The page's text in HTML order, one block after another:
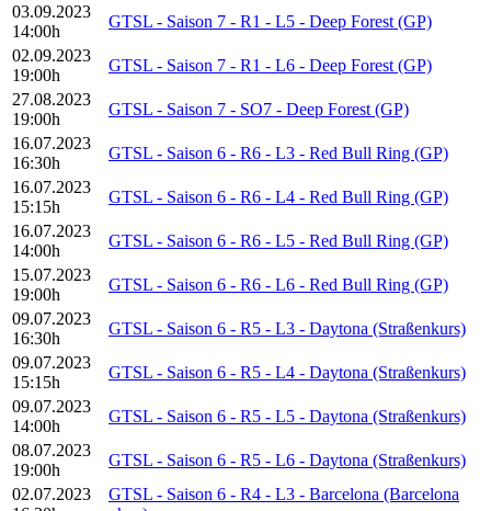
03.09.2023
14:00h
GTSL - Saison 7 - R1 - L5 - Deep Forest (GP)
02.09.2023
19:00h
GTSL - Saison 7 - R1 - L6 - Deep Forest (GP)
27.08.2023
19:00h
GTSL - Saison 7 - SO7 - Deep Forest (GP)
16.07.2023
16:30h
GTSL - Saison 6 - R6 - L3 - Red Bull Ring (GP)
16.07.2023
15:15h
GTSL - Saison 6 - R6 - L4 - Red Bull Ring (GP)
16.07.2023
14:00h
GTSL - Saison 6 - R6 - L5 - Red Bull Ring (GP)
15.07.2023
19:00h
GTSL - Saison 6 - R6 - L6 - Red Bull Ring (GP)
09.07.2023
16:30h
GTSL - Saison 6 - R5 - L3 - Daytona (Straßenkurs)
09.07.2023
15:15h
GTSL - Saison 6 - R5 - L4 - Daytona (Straßenkurs)
09.07.2023
14:00h
GTSL - Saison 6 - R5 - L5 - Daytona (Straßenkurs)
08.07.2023
19:00h
GTSL - Saison 6 - R5 - L6 - Daytona (Straßenkurs)
02.07.2023
GTSL - Saison 6 - R4 - L3 - Barcelona (Barcelona